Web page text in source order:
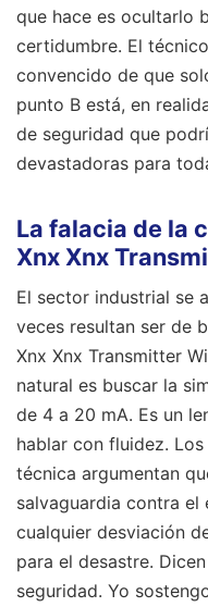
que hace es ocultarlo
certidumbre. El
convencido de que
punto B está, en
de seguridad que
devastadoras para
La falacia de la
Xnx Xnx
El sector industrial se
veces resultan ser de
Xnx Xnx Transmitter
natural es buscar la
de 4 a 20 mA. Es un
hablar con fluidez.
técnica argumentan
salvaguardia contra el
cualquier desviación
para el desastre.
seguridad. Yo